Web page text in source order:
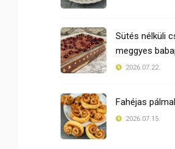
Sütés nélküli
meggyes
2026.07.22.
Fahéjas
2026.07.15.